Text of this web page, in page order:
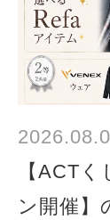
【ACT
ン開催】